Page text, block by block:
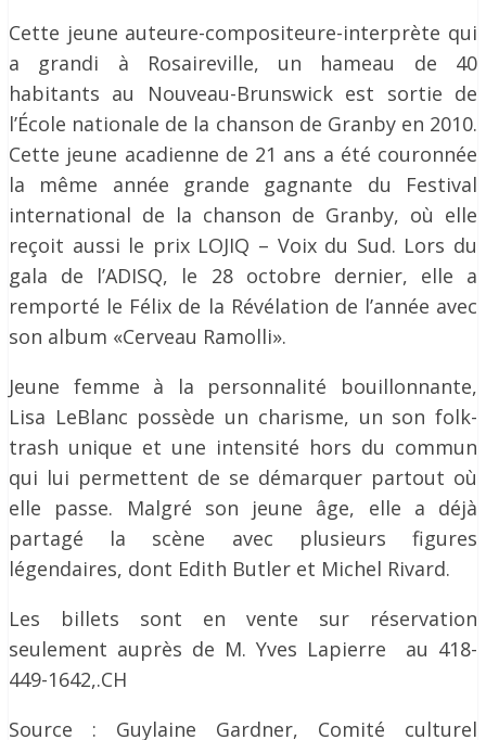
Cette jeune auteure-compositeure-interprète qui
a grandi à Rosaireville, un hameau de 40
habitants au Nouveau-Brunswick est sortie de
l’École nationale de la chanson de Granby en 2010.
Cette jeune acadienne de 21 ans a été couronnée
la même année grande gagnante du Festival
international de la chanson de Granby, où elle
reçoit aussi le prix LOJIQ – Voix du Sud. Lors du
gala de l’ADISQ, le 28 octobre dernier, elle a
remporté le Félix de la Révélation de l’année avec
son album «Cerveau Ramolli».
Jeune femme à la personnalité bouillonnante,
Lisa LeBlanc possède un charisme, un son folk-
trash unique et une intensité hors du commun
qui lui permettent de se démarquer partout où
elle passe. Malgré son jeune âge, elle a déjà
partagé la scène avec plusieurs figures
légendaires, dont Edith Butler et Michel Rivard.
Les billets sont en vente sur réservation
seulement auprès de M. Yves Lapierre au 418-
449-1642,.CH
Source : Guylaine Gardner, Comité culturel